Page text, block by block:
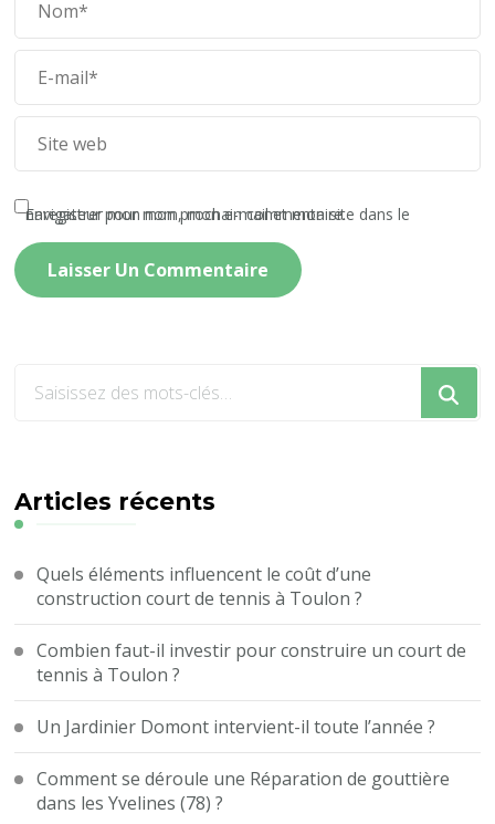
Enregistrer mon nom, mon e-mail et mon site dans le navigateur pour mon prochain commentaire.
?
Articles récents
Quels éléments influencent le coût d’une
construction court de tennis à Toulon ?
Combien faut-il investir pour construire un court de
tennis à Toulon ?
Un Jardinier Domont intervient-il toute l’année ?
Comment se déroule une Réparation de gouttière
dans les Yvelines (78) ?